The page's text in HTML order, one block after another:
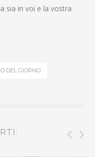
sia in voi e la vostra
DEL GIORNO